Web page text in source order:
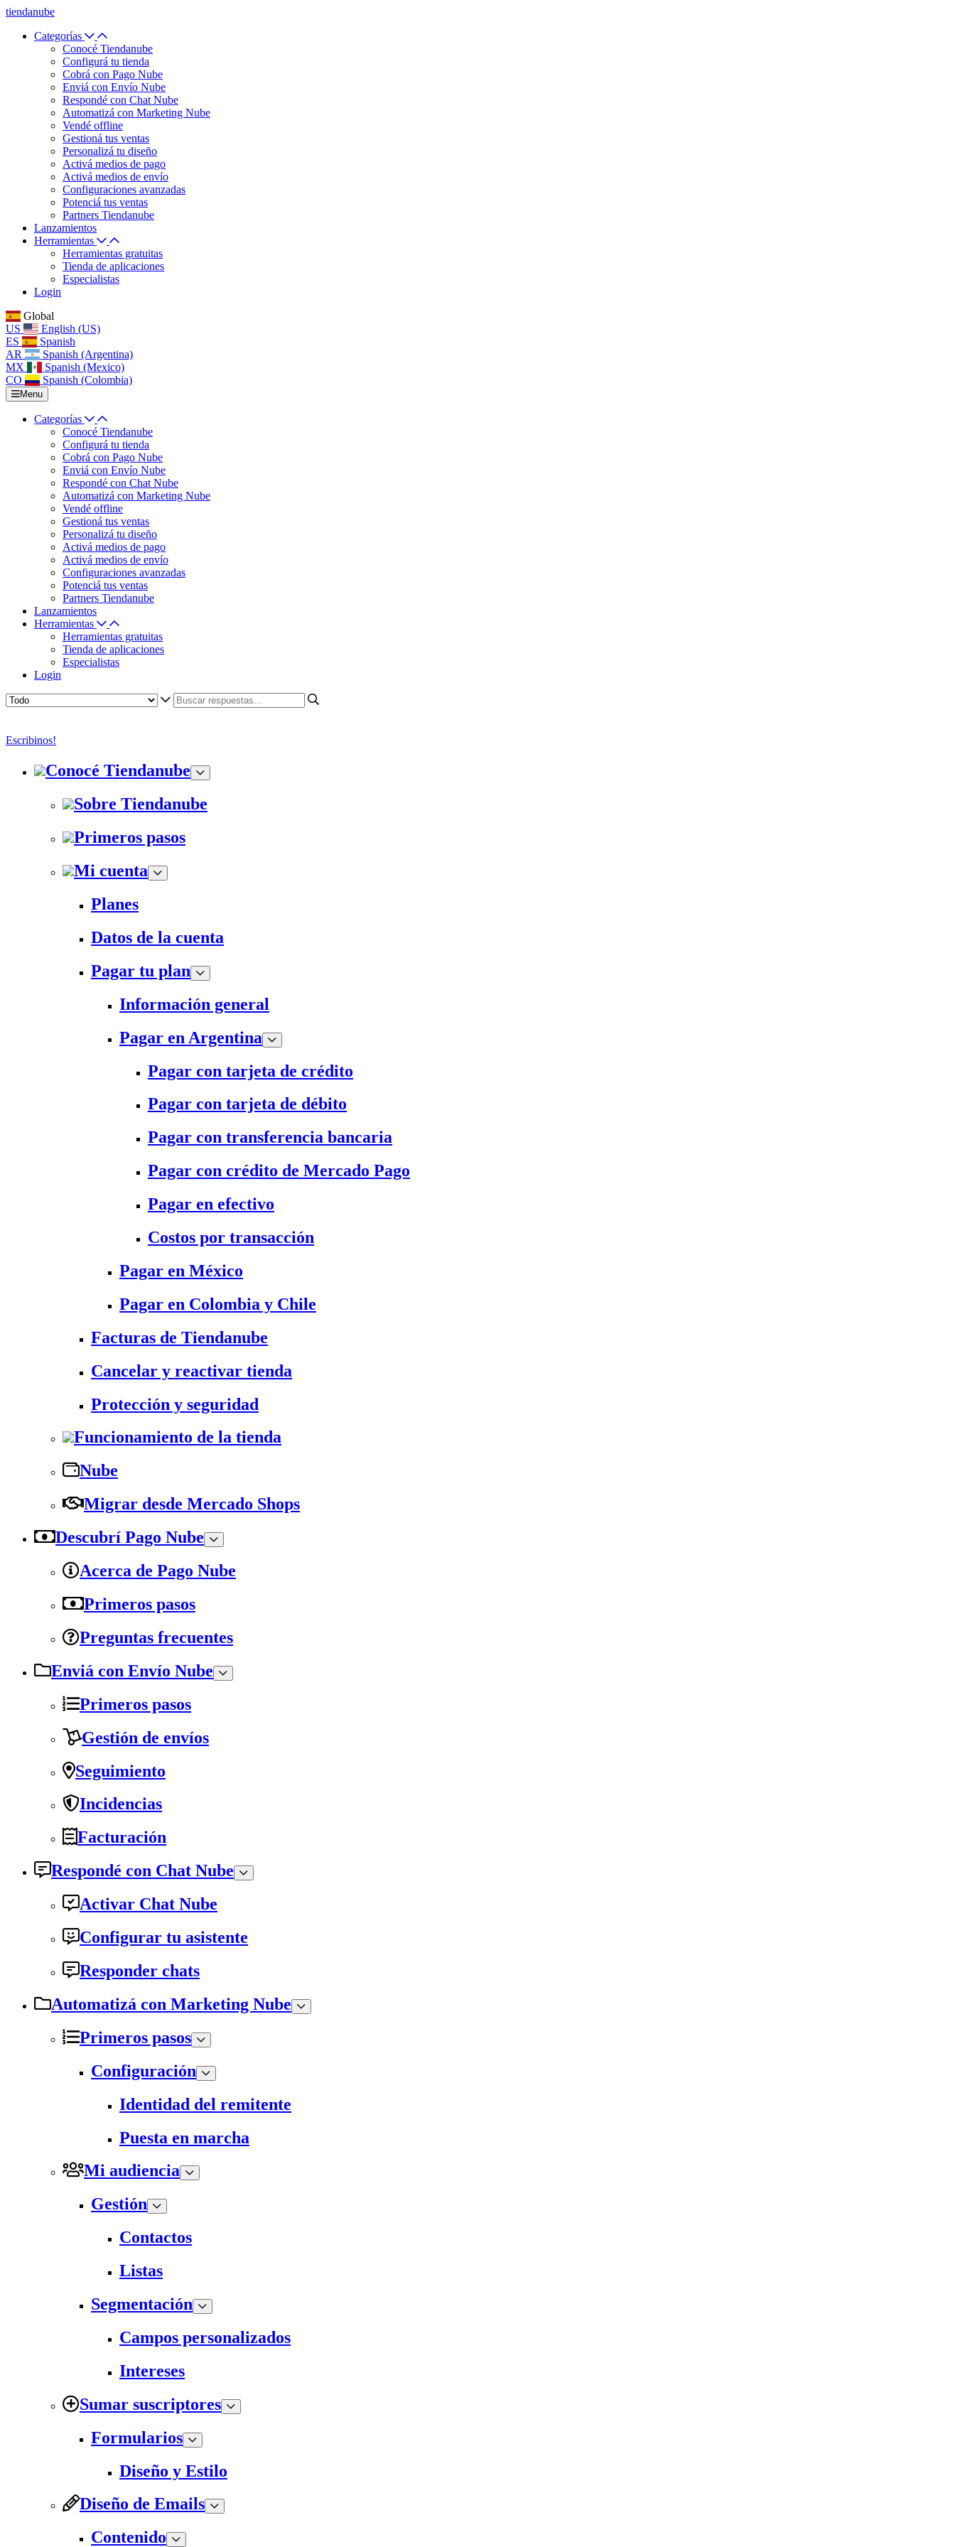
tiendanube
Categorías
Conocé Tiendanube
Configurá tu tienda
Cobrá con Pago Nube
Enviá con Envío Nube
Respondé con Chat Nube
Automatizá con Marketing Nube
Vendé offline
Gestioná tus ventas
Personalizá tu diseño
Activá medios de pago
Activá medios de envío
Configuraciones avanzadas
Potenciá tus ventas
Partners Tiendanube
Lanzamientos
Herramientas
Herramientas gratuitas
Tienda de aplicaciones
Especialistas
Login
Global
US
English (US)
ES
Spanish
AR
Spanish (Argentina)
MX
Spanish (Mexico)
CO
Spanish (Colombia)
Menu
Categorías
Conocé Tiendanube
Configurá tu tienda
Cobrá con Pago Nube
Enviá con Envío Nube
Respondé con Chat Nube
Automatizá con Marketing Nube
Vendé offline
Gestioná tus ventas
Personalizá tu diseño
Activá medios de pago
Activá medios de envío
Configuraciones avanzadas
Potenciá tus ventas
Partners Tiendanube
Lanzamientos
Herramientas
Herramientas gratuitas
Tienda de aplicaciones
Especialistas
Login
Escribinos!
Conocé Tiendanube
Sobre Tiendanube
Primeros pasos
Mi cuenta
Planes
Datos de la cuenta
Pagar tu plan
Información general
Pagar en Argentina
Pagar con tarjeta de crédito
Pagar con tarjeta de débito
Pagar con transferencia bancaria
Pagar con crédito de Mercado Pago
Pagar en efectivo
Costos por transacción
Pagar en México
Pagar en Colombia y Chile
Facturas de Tiendanube
Cancelar y reactivar tienda
Protección y seguridad
Funcionamiento de la tienda
Nube
Migrar desde Mercado Shops
Descubrí Pago Nube
Acerca de Pago Nube
Primeros pasos
Preguntas frecuentes
Enviá con Envío Nube
Primeros pasos
Gestión de envíos
Seguimiento
Incidencias
Facturación
Respondé con Chat Nube
Activar Chat Nube
Configurar tu asistente
Responder chats
Automatizá con Marketing Nube
Primeros pasos
Configuración
Identidad del remitente
Puesta en marcha
Mi audiencia
Gestión
Contactos
Listas
Segmentación
Campos personalizados
Intereses
Sumar suscriptores
Formularios
Diseño y Estilo
Diseño de Emails
Contenido